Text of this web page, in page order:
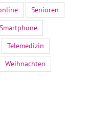
Senioren
Smartphone
Telemedizin
Weihnachten